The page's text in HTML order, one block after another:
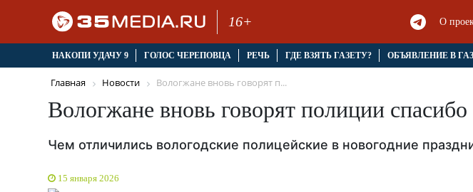
16+ О
НАКОПИ УДАЧУ 9 ГОЛОС ЧЕРЕПОВЦА РЕЧЬ ГДЕ ВЗЯТЬ ГАЗЕТУ? ОБЪЯВЛЕНИЕ В
Главная Новости Вологжане вновь говорят п...
Вологжане вновь говорят полиции спасибо
Чем отличились вологодские полицейские в новогодние
15 января 2026